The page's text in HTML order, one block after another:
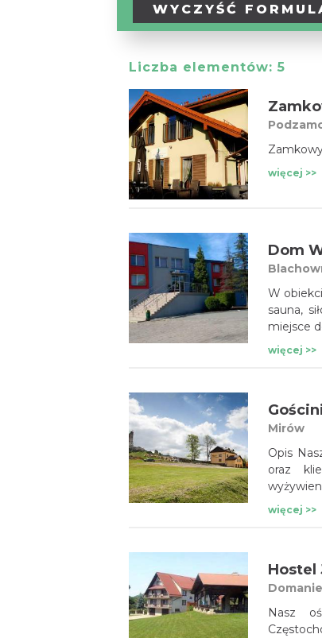
WYCZYŚĆ
Liczba elementów: 5
więcej >>
Dom
W
sauna,
miejsce
więcej >>
Mirów
Opis Naszym
oraz
w pokojach 2,3,4 i
więcej >>
Hostel
Nasz